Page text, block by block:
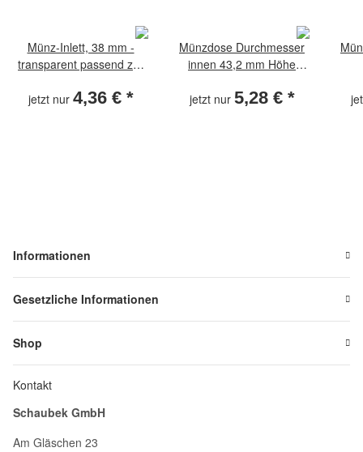
Münz-Inlett, 38 mm -
transparent passend zur
jetzt nur 4,36 € *
Münzdose Durchmesser
innen 43,2 mm Höhe
jetzt nur 5,28 € *
Informationen
Gesetzliche Informationen
Shop
Kontakt
Schaubek GmbH
Am Gläschen 23